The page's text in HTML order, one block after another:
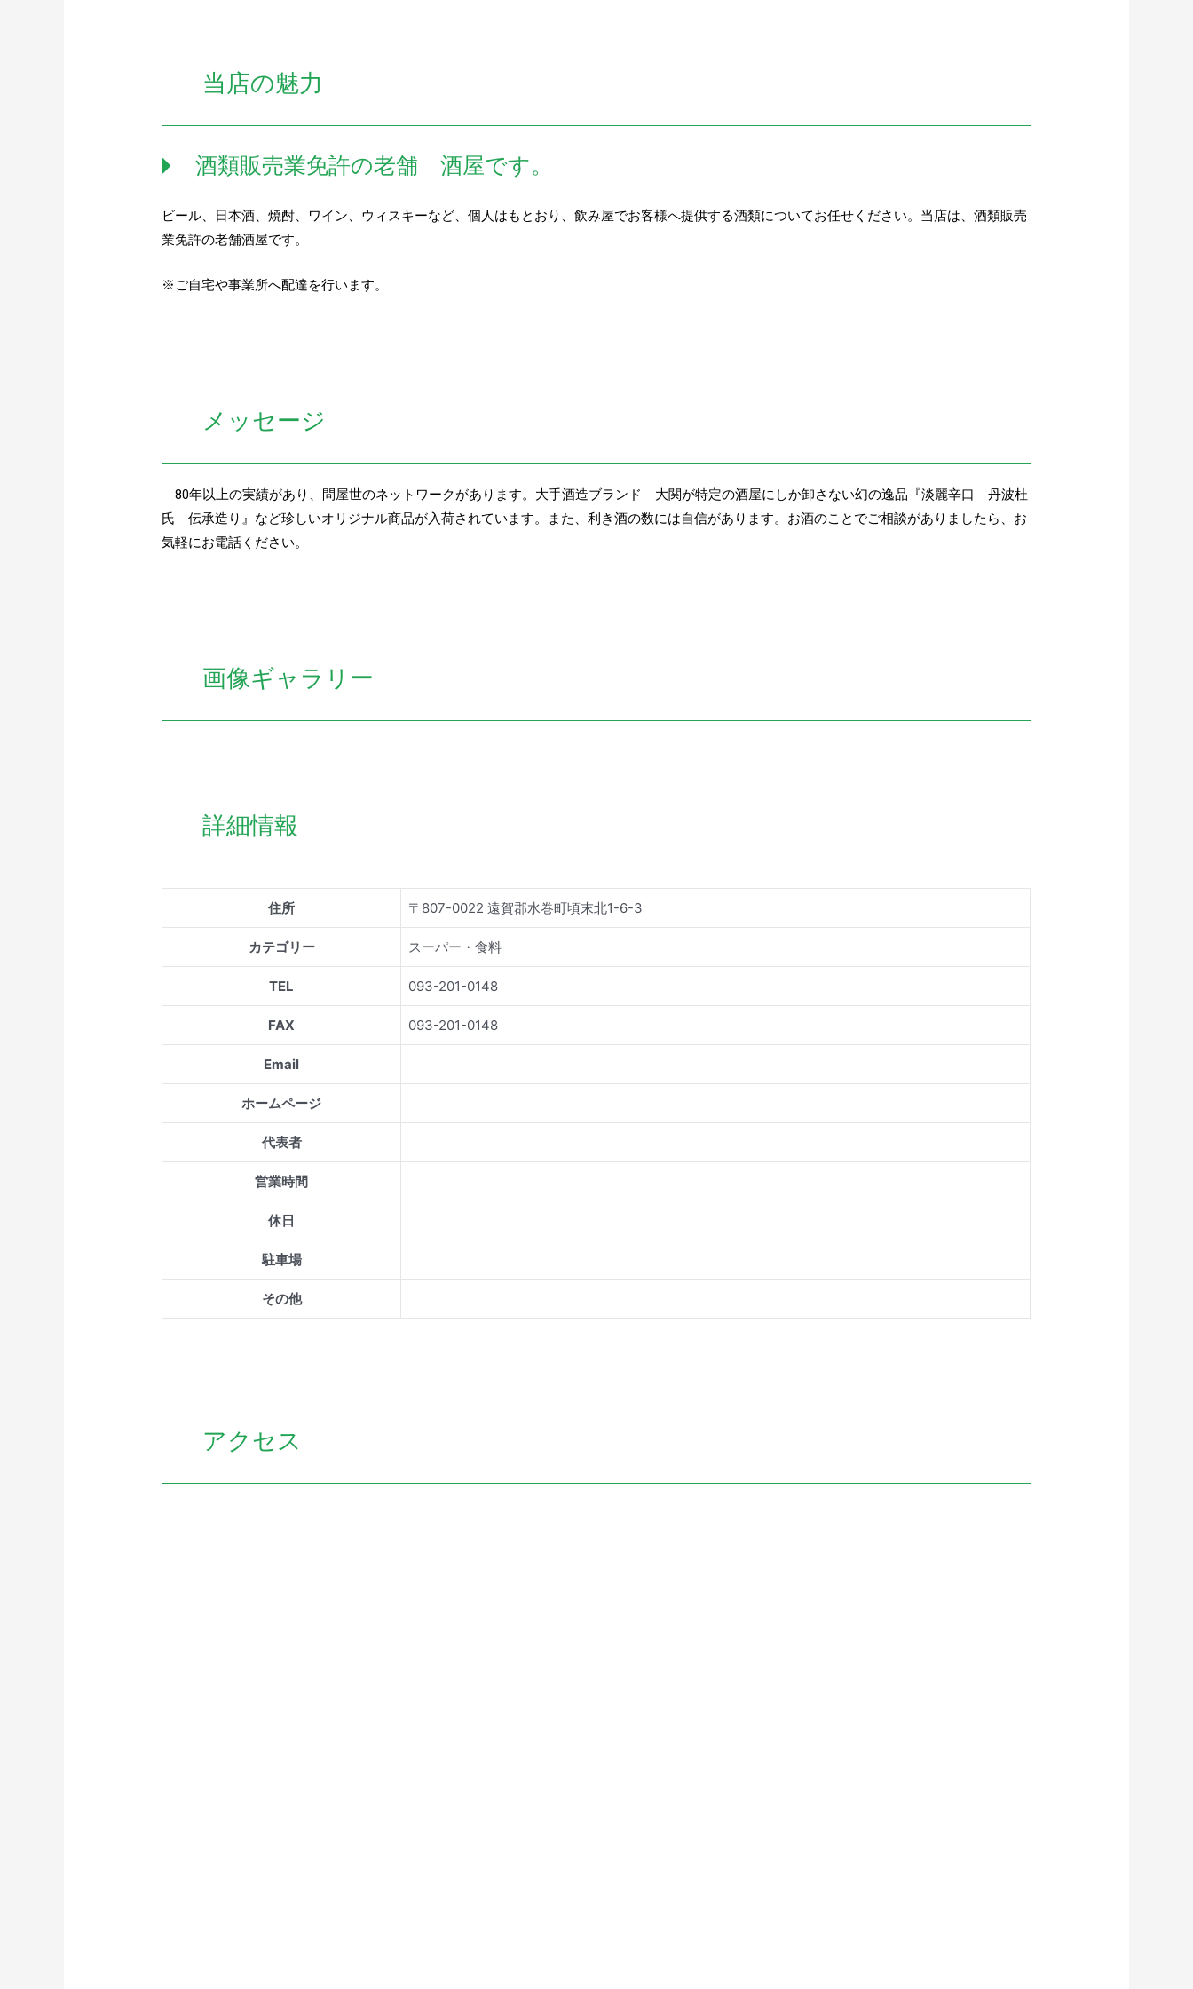
当店の魅力
酒類販売業免許の老舗 酒屋です。
ビール、日本酒、焼酎、ワイン、ウィスキーなど、個人はもとおり、飲み屋でお客様へ提供する酒類についてお任せください。当店は、酒類販売
業免許の老舗酒屋です。
※ご自宅や事業所へ配達を行います。
メッセージ
80年以上の実績があり、問屋世のネットワークがあります。大手酒造ブランド 大関が特定の酒屋にしか卸さない幻の逸品『淡麗辛口 丹波杜
氏 伝承造り』など珍しいオリジナル商品が入荷されています。また、利き酒の数には自信があります。お酒のことでご相談がありましたら、お
気軽にお電話ください。
画像ギャラリー
詳細情報
住所 〒807-0022 遠賀郡水巻町頃末北1-6-3
カテゴリー スーパー・食料
TEL 093-201-0148
FAX 093-201-0148
Email
ホームページ
代表者
営業時間
休日
駐車場
その他
アクセス